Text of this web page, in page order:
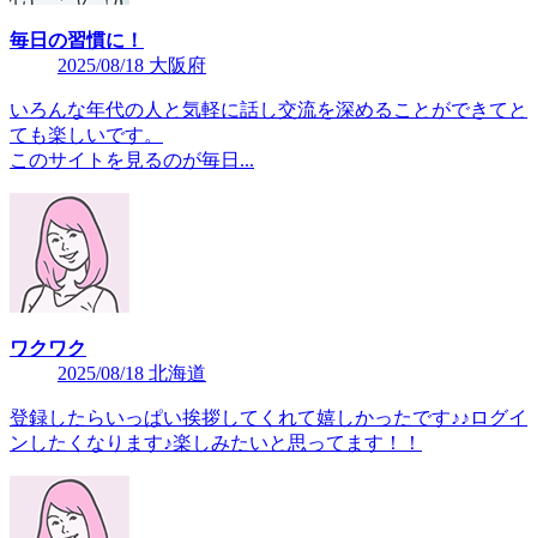
毎日の習慣に！
2025/08/18 大阪府
いろんな年代の人と気軽に話し交流を深めることができてと
ても楽しいです。
このサイトを見るのが毎日...
ワクワク
2025/08/18 北海道
登録したらいっぱい挨拶してくれて嬉しかったです♪♪ログイ
ンしたくなります♪楽しみたいと思ってます！！